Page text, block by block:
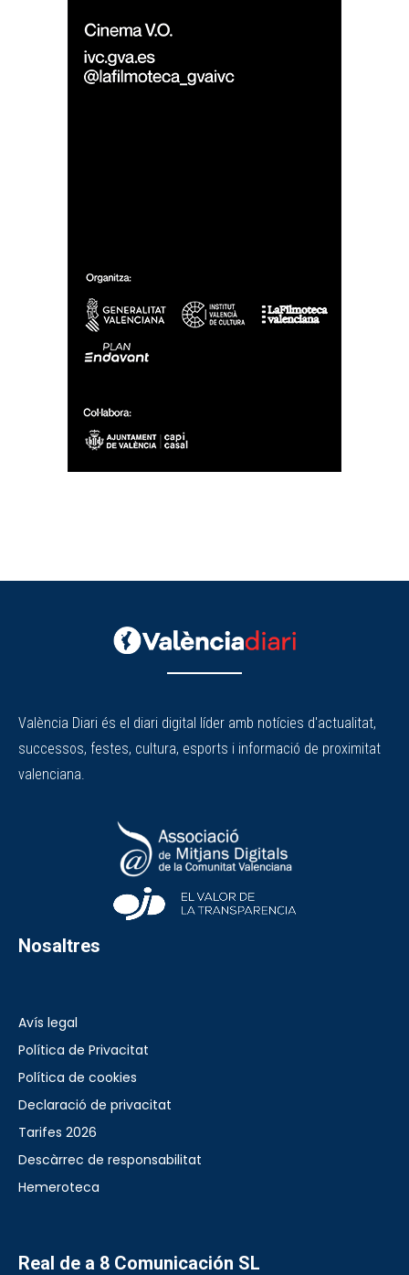
València Diari és el diari digital líder amb notícies d'actualitat,
successos, festes, cultura, esports i informació de proximitat
valenciana.
Nosaltres
Avís legal
Política de Privacitat
Política de cookies
Declaració de privacitat
Tarifes 2026
Descàrrec de responsabilitat
Hemeroteca
Real de a 8 Comunicación SL